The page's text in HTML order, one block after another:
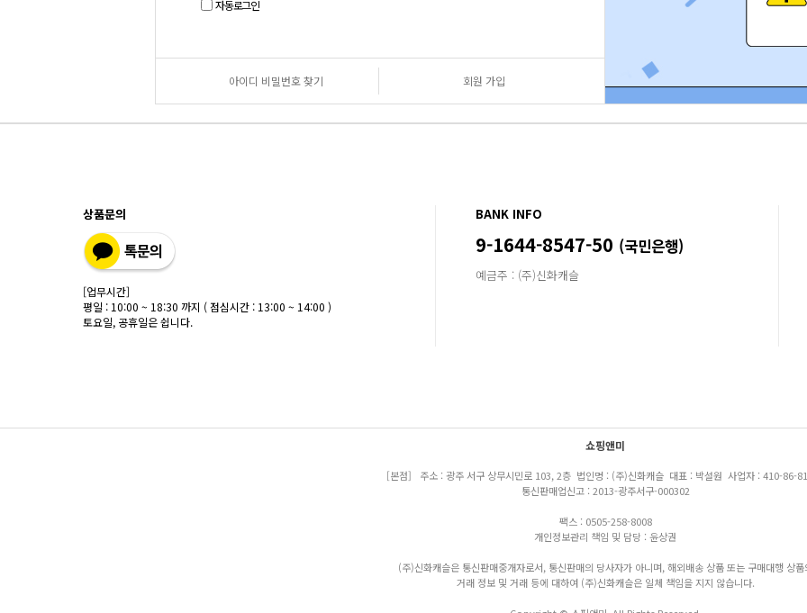
자동로그인
로
그
아이디 비밀번호 찾기 회원 가입
상품문의
[업무시간]
평일 : 10:00 ~ 18:30 까지 ( 점심시간 : 13:00 ~ 14:00 )
토요일, 공휴일은 쉽니다.
BANK INFO
9-1644-8547-50 (국민은행)
예금주 : (주)신화캐슬
쇼핑앤미
[본점] 주소 : 광주 서구 상무시민로 103, 2층 법인명 : (주)신화캐슬 대표 : 박설원 사업자 : 410-86-
통신판매업신고 : 2013-광주서구-000302
팩스 : 0505-258-8008
개인정보관리 책임 및 담당 : 윤상권
(주)신화캐슬은 통신판매중개자로서, 통신판매의 당사자가 아니며, 해외배송 상품 또는 구매대행 상품
거래 정보 및 거래 등에 대하여 (주)신화캐슬은 일체 책임을 지지 않습니다.